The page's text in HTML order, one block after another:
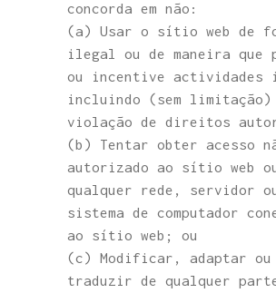
concorda em não:
(a) Usar o sítio web de
ilegal ou de maneira que
ou incentive actividades
incluindo (sem limitação)
violação de direitos
(b) Tentar obter acesso
autorizado ao sítio web
qualquer rede, servidor
sistema de computador
ao sítio web; ou
(c) Modificar, adaptar ou
traduzir de qualquer